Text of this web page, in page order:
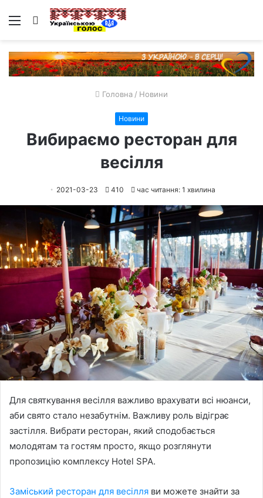
Меню Пошук
Головна / Новини
Новини
Вибираємо ресторан для
весілля
2021-03-23 410 час читання: 1 хвилина
Для святкування весілля важливо врахувати всі нюанси,
аби свято стало незабутнім. Важливу роль відіграє
застілля. Вибрати ресторан, який сподобається
молодятам та гостям просто, якщо розглянути
пропозицію комплексу Hotel SPA.
Заміський ресторан для весілля ви можете знайти за